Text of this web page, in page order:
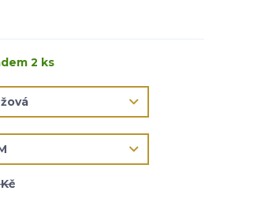
2 ks